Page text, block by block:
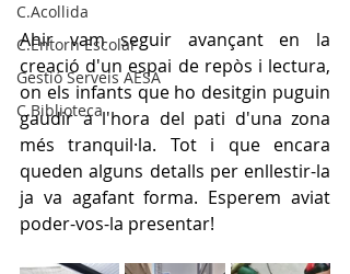
C.Acollida
C.Entorn Escolar
Gestió Serveis AESA
C.Biblioteca
Ahir vam seguir avançant en la
creació d'un espai de repòs i lectura,
on els infants que ho desitgin puguin
gaudir a l'hora del pati d'una zona
més tranquil·la. Tot i que encara
queden alguns detalls per enllestir-la
ja va agafant forma. Esperem aviat
poder-vos-la presentar!